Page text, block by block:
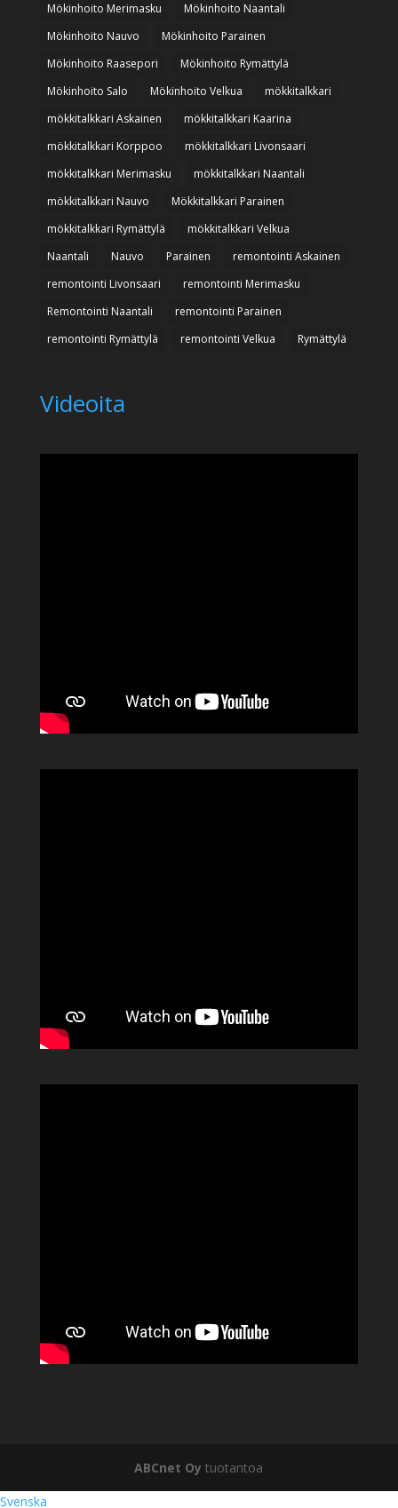
Mökinhoito Merimasku
Mökinhoito Naantali
Mökinhoito Nauvo
Mökinhoito Parainen
Mökinhoito Raasepori
Mökinhoito Rymättylä
Mökinhoito Salo
Mökinhoito Velkua
mökkitalkkari
mökkitalkkari Askainen
mökkitalkkari Kaarina
mökkitalkkari Korppoo
mökkitalkkari Livonsaari
mökkitalkkari Merimasku
mökkitalkkari Naantali
mökkitalkkari Nauvo
Mökkitalkkari Parainen
mökkitalkkari Rymättylä
mökkitalkkari Velkua
Naantali
Nauvo Parainen
remontointi Askainen
remontointi Livonsaari
remontointi Merimasku
Remontointi Naantali
remontointi Parainen
remontointi Rymättylä
remontointi Velkua Rymättylä
Videoita
ABCnet Oy tuotantoa
Svenska